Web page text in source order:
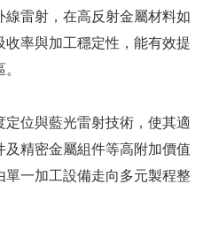
雷射，在高反射金屬材料如
率與加工穩定性，能有效提
位與藍光雷射技術，使其適
精密金屬組件等高附加價值
一加工設備走向多元製程整